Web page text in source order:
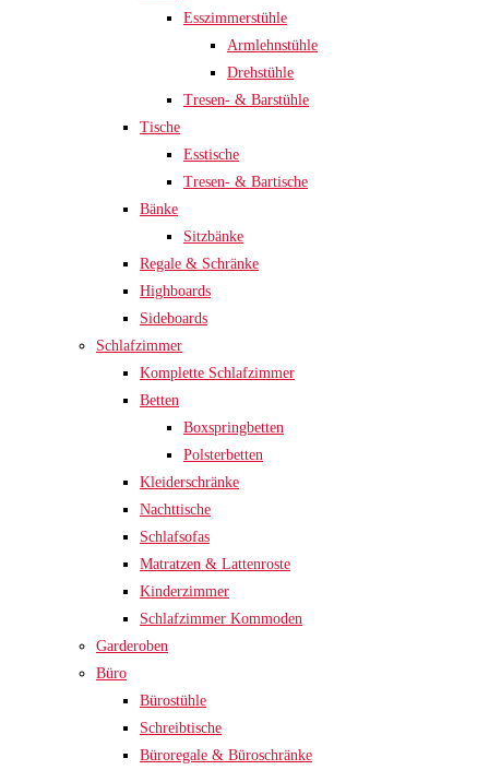
Esszimmerstühle
Armlehnstühle
Drehstühle
Tresen- & Barstühle
Tische
Esstische
Tresen- & Bartische
Bänke
Sitzbänke
Regale & Schränke
Highboards
Sideboards
Schlafzimmer
Komplette Schlafzimmer
Betten
Boxspringbetten
Polsterbetten
Kleiderschränke
Nachttische
Schlafsofas
Matratzen & Lattenroste
Kinderzimmer
Schlafzimmer Kommoden
Garderoben
Büro
Bürostühle
Schreibtische
Büroregale & Büroschränke